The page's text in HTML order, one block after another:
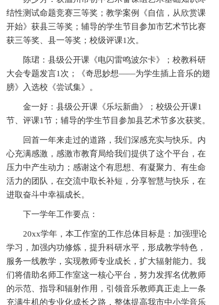
结性测试命题竞赛三等奖；教学案例《自信，从欣赏课
开始》获县三等奖；辅导的学生节目参加市艺术节比赛
获三等奖、县一等奖；校级评课1次。
陈珺：县级公开课《电闪雷鸣波尔卡》；校教科研
大会专题发言1次；《奇思妙想——为学生插上音乐的翅
膀》入选校《尝试集》。
金一好：县级公开课《乐坛新曲》；校级公开课1
节、评课1节；辅导的学生节目参加县艺术节多次获奖。
回首一年来走过的道路，我们深感充实与快乐。内
心充满感激，感激市教育局给我们提供了这个平台，在
压力中产生动力；感谢这个有思想、有凝聚力、有生命
活力的团队，在交流中取长补短，分享智慧与快乐，在
进取奋斗中幸福成长。
下一学年工作要点：
20xx学年，本工作室的工作总体目标是：加强理论
学习，加强内功修炼，提升科研水平，形成教学特色，
服务一线教学，实现教师专业成长，扩大辐射能力。我
们将借助名师工作室这一核心平台，努力发挥名优教师
的示范、指导和辐射作用，引领音乐教师真正走上一条
充满生机的专业化成长之路，整体提高我市中小学音乐